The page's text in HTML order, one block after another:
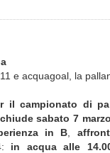
e acquagoal, la
il campionato di
sabato 7
in B,
in acqua alle